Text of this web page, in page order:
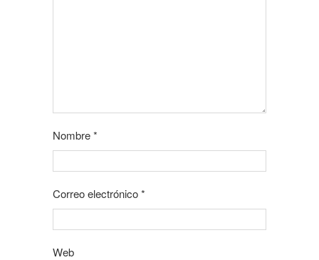
Nombre*
Correo electrónico*
Web